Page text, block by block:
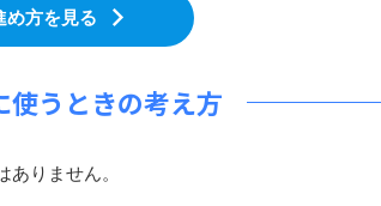
め方を見る
使うときの考え方
りません。